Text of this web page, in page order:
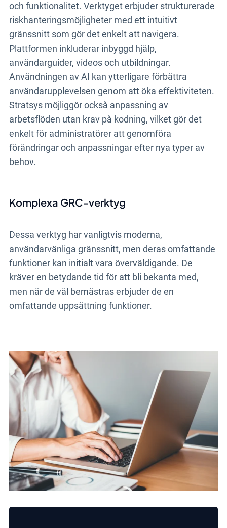
och funktionalitet. Verktyget erbjuder strukturerade
riskhanteringsmöjligheter med ett intuitivt
gränssnitt som gör det enkelt att navigera.
Plattformen inkluderar inbyggd hjälp,
användarguider, videos och utbildningar.
Användningen av AI kan ytterligare förbättra
användarupplevelsen genom att öka effektiviteten.
Stratsys möjliggör också anpassning av
arbetsflöden utan krav på kodning, vilket gör det
enkelt för administratörer att genomföra
förändringar och anpassningar efter nya typer av
behov.
Komplexa GRC-verktyg
Dessa verktyg har vanligtvis moderna,
användarvänliga gränssnitt, men deras omfattande
funktioner kan initialt vara överväldigande. De
kräver en betydande tid för att bli bekanta med,
men när de väl bemästras erbjuder de en
omfattande uppsättning funktioner.